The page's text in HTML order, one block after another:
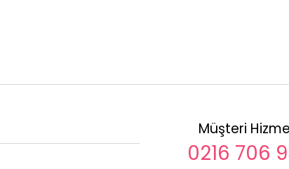
Müşteri
0216 706